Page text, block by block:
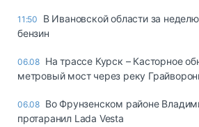
11:50
В Ивановской области за
бензин
06.08 На трассе Курск – Касторное
метровый мост через реку
06.08 Во Фрунзенском районе
протаранил Lada Vesta